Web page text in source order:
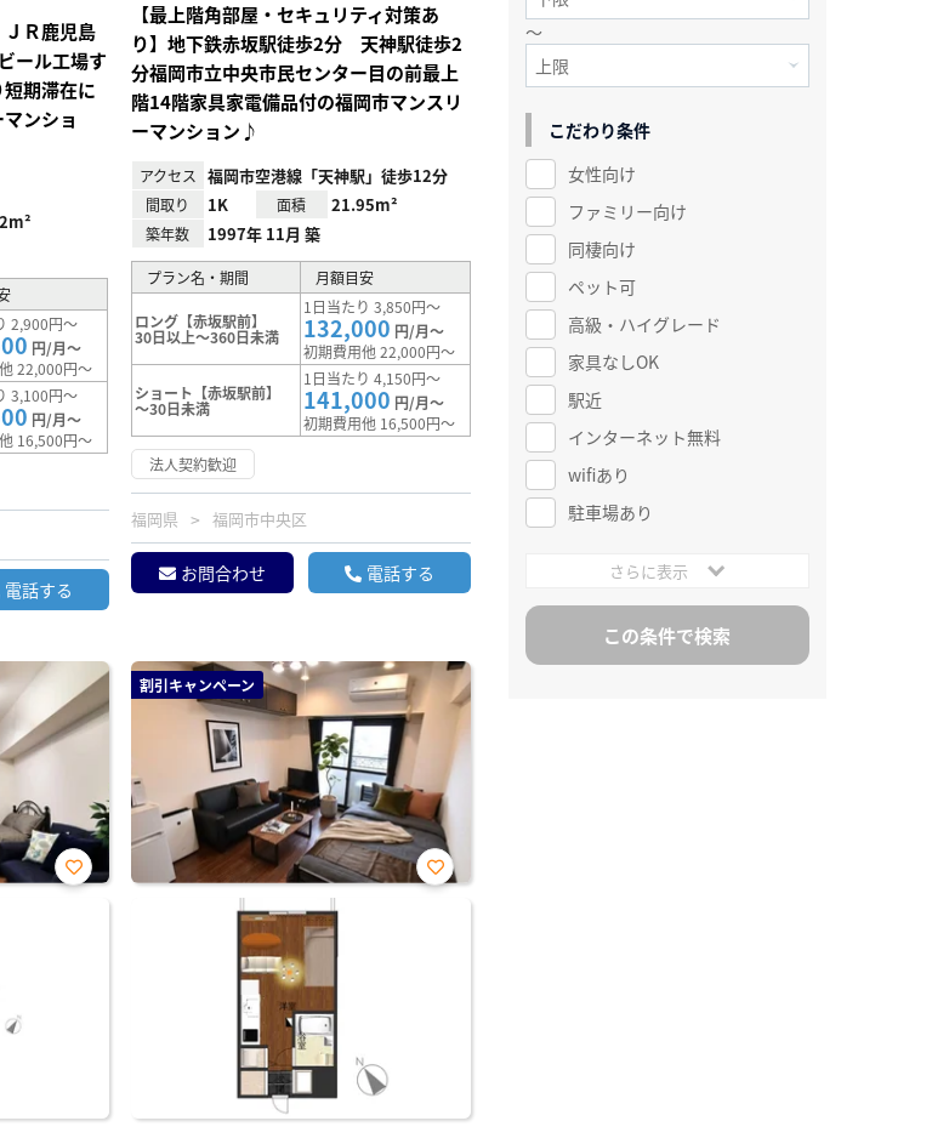
ＪＲ鹿児島
ール工場す
期滞在に
ンショ
2,900円～
円/月～
22,000円～
3,100円～
円/月～
16,500円～
電話する
【最上階角部屋・セキュリティ対策あ
り】地下鉄赤坂駅徒歩2分 天神駅徒歩2
分福岡市立中央市民センター目の前最上
階14階家具家電備品付の福岡市マンスリ
ーマンション♪
アクセス 福岡市空港線「天神駅」徒歩12分
間取り 1K 面積 21.95m²
築年数 1997年 11月 築
プラン名・期間 月額目安
ロング【赤坂駅前】
30日以上～360日未満
1日当たり 3,850円～
132,000 円/月～
初期費用他 22,000円～
ショート【赤坂駅前】
～30日未満
1日当たり 4,150円～
141,000 円/月～
初期費用他 16,500円～
法人契約歓迎
福岡県 福岡市中央区
お問合わせ 電話する
お気
割引キャンペーン
お気
～
こだわり条件
女性向け
ファミリー向け
同棲向け
ペット可
高級・ハイグレード
家具なしOK
駅近
インターネット無料
wifiあり
駐車場あり
さらに表示